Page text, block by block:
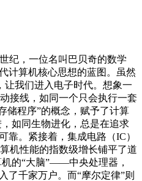
纪，一位名叫巴贝奇的数学
计算机核心思想的蓝图。虽然
让我们进入电子时代。想象一
接线，如同一个只会执行一套
储程序”的概念，赋予了计算
如同生物进化，总是在追求
。紧接着，集成电路（IC）
机性能的指数级增长铺平了道
机的“大脑”——中央处理器，
千家万户。而“摩尔定律”则